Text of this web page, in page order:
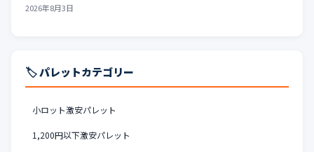
2026年8月3日
🏷️ パレットカテゴリー
小ロット激安パレット
1,200円以下激安パレット